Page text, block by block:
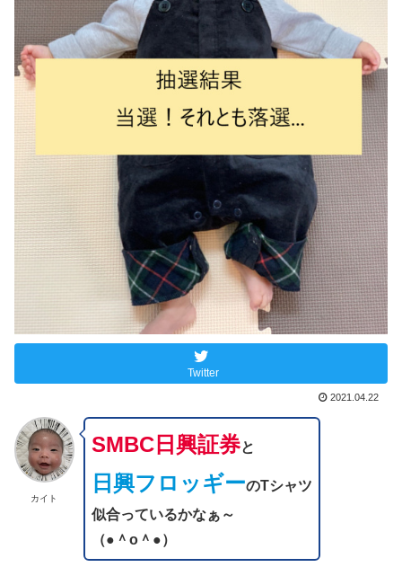
Twitter
2021.04.22
カイト
SMBC日興証券と
日興フロッギーのTシャツ
似合っているかなぁ～
（●＾o＾●）